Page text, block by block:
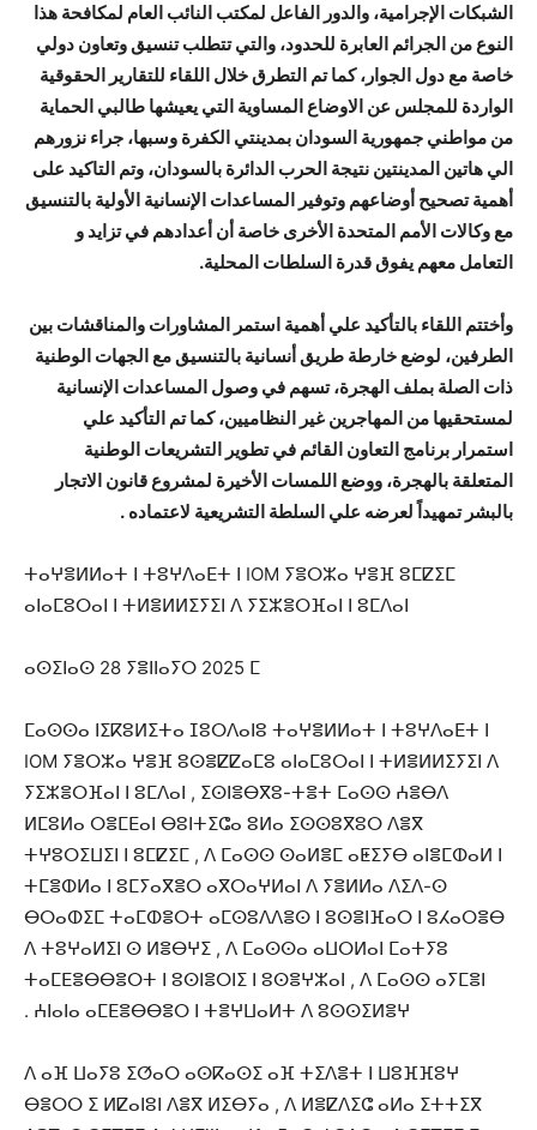
الشبكات الإجرامية، والدور الفاعل لمكتب النائب العام لمكافحة هذا
النوع من الجرائم العابرة للحدود، والتي تتطلب تنسيق وتعاون دولي
خاصة مع دول الجوار، كما تم التطرق خلال اللقاء للتقارير الحقوقية
الواردة للمجلس عن الاوضاع المساوية التي يعيشها طالبي الحماية
من مواطني جمهورية السودان بمدينتي الكفرة وسبها، جراء نزورهم
الي هاتين المدينتين نتيجة الحرب الدائرة بالسودان، وتم التاكيد على
أهمية تصحيح أوضاعهم وتوفير المساعدات الإنسانية الأولية بالتنسيق
مع وكالات الأمم المتحدة الأخرى خاصة أن أعدادهم في تزايد و
التعامل معهم يفوق قدرة السلطات المحلية.
وأختتم اللقاء بالتأكيد علي أهمية استمر المشاورات والمناقشات بين
الطرفين، لوضع خارطة طريق أنسانية بالتنسيق مع الجهات الوطنية
ذات الصلة بملف الهجرة، تسهم في وصول المساعدات الإنسانية
لمستحقيها من المهاجرين غير النظاميين، كما تم التأكيد علي
استمرار برنامج التعاون القائم في تطوير التشريعات الوطنية
المتعلقة بالهجرة، ووضع اللمسات الأخيرة لمشروع قانون الاتجار
بالبشر تمهيداً لعرضه علي السلطة التشريعية لاعتماده .
ⵜⴰⵖⴻⵍⵍⴰⵜ ⵏ ⵜⵓⵖⴷⴰⴹⵜ ⵏ IOM ⵢⴻⵔⵣⴰ ⵖⴻⴼ ⵓⵎⵇⵉⵎ
ⴰⵏⴰⵎⵓⵔⴰⵏ ⵏ ⵜⵍⴻⵍⵍⵉⵢⵉⵏ ⴷ ⵢⵉⵣⴻⵔⴼⴰⵏ ⵏ ⵓⵎⴷⴰⵏ
ⴰⵙⵉⵏⴰⵙ 28 ⵢⴻⵏⵏⴰⵢⵔ 2025 ⵎ
ⵎⴰⵙⵙⴰ ⵏⵉⴽⵓⵍⵉⵜⴰ ⵊⵓⵔⴷⴰⵏⵓ ⵜⴰⵖⴻⵍⵍⴰⵜ ⵏ ⵜⵓⵖⴷⴰⴹⵜ ⵏ
IOM ⵢⴻⵔⵣⴰ ⵖⴻⴼ ⵓⵙⴻⵇⵇⴰⵎⵓ ⴰⵏⴰⵎⵓⵔⴰⵏ ⵏ ⵜⵍⴻⵍⵍⵉⵢⵉⵏ ⴷ
ⵢⵉⵣⴻⵔⴼⴰⵏ ⵏ ⵓⵎⴷⴰⵏ , ⵉⵙⵏⴻⴱⴳⵓ-ⵜⴻⵜ ⵎⴰⵙⵙ ⵄⴻⴱⴷ
ⵍⵎⵓⵍⴰ ⵔⴻⵎⴹⴰⵏ ⴱⵓⵏⵜⵉⵛⴰ ⵓⵍⴰ ⵉⵙⵙⵓⴳⵓⵔ ⴷⴻⴳ
ⵜⵖⵓⵔⵉⵡⵉⵏ ⵏ ⵓⵎⵇⵉⵎ , ⴷ ⵎⴰⵙⵙ ⵙⴰⵍⴻⵎ ⴰⵟⵉⵢⴱ ⴰⵏⴻⵎⵀⴰⵍ ⵏ
ⵜⵎⴻⵀⵍⴰ ⵏ ⵓⵎⵢⴰⴳⴻⵔ ⴰⴳⵔⴰⵖⵍⴰⵏ ⴷ ⵢⴻⵍⵍⴰ ⴷⵉⴷ-ⵙ
ⴱⵔⴰⵀⵉⵎ ⵜⴰⵎⵀⴻⵔⵜ ⴰⵎⵙⵓⴷⴷⴻⵙ ⵏ ⵓⵙⴻⵏⴼⴰⵔ ⵏ ⵓⵃⴰⵔⴻⴱ
ⴷ ⵜⵓⵖⴰⵍⵉⵏ ⵙ ⵍⴻⴱⵖⵉ , ⴷ ⵎⴰⵙⵙⴰ ⴰⵡⵔⵍⴰⵏ ⵎⴰⵜⵢⵓ
ⵜⴰⵎⴹⴻⴱⴱⴻⵔⵜ ⵏ ⵓⵙⵏⴻⵔⵏⵉ ⵏ ⵓⵙⴻⵖⵣⴰⵏ , ⴷ ⵎⴰⵙⵙ ⴰⵢⵎⴻⵏ
ⵄⵏⴰⵏⴰ ⴰⵎⴹⴻⴱⴱⴻⵔ ⵏ ⵜⴻⵖⵡⴰⵍⵜ ⴷ ⵓⵙⵙⵉⵍⴻⵖ .
ⴷ ⴰⴼ ⵡⴰⵢⵓ ⵉⵚⴰⵔ ⴰⵙⴽⴰⵙⵉ ⴰⴼ ⵜⵉⴷⴻⵜ ⵏ ⵡⵓⴼⴼⵓⵖ
ⴱⴻⵔⵔ ⵉ ⵍⵇⴰⵏⵓⵏ ⴷⴻⴳ ⵍⵉⴱⵢⴰ , ⴷ ⵍⴻⵇⴷⵉⵛ ⴰⵍⴰ ⵉⵜⵜⵉⴳ